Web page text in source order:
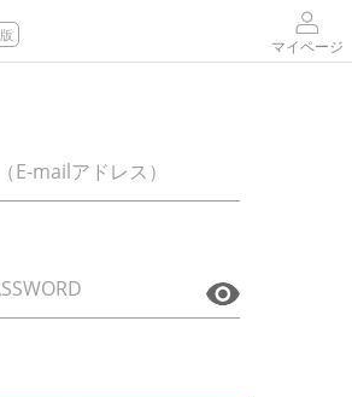
マイページ
E-mailアドレス）